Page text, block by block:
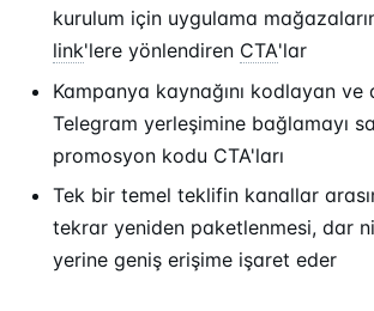
kurulum için uygulama
link'lere yönlendiren CTA'lar
Kampanya kaynağını kodlayan ve
Telegram yerleşimine bağlamayı
promosyon kodu CTA'ları
Tek bir temel teklifin kanallar
tekrar yeniden paketlenmesi, dar
yerine geniş erişime işaret eder